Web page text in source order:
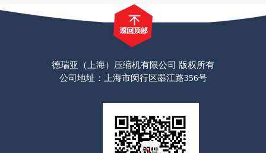
德瑞亚（上海）压缩机有限公司 版权所有
公司地址：上海市闵行区墨江路356号